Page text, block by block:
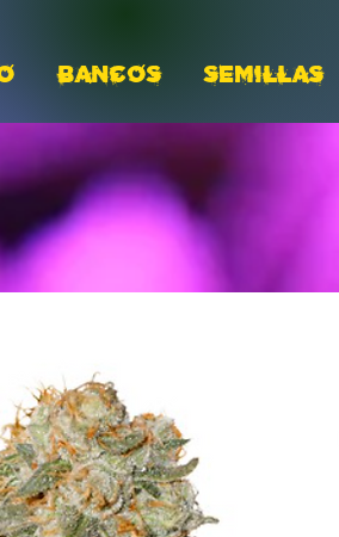
BANCOS Semillas